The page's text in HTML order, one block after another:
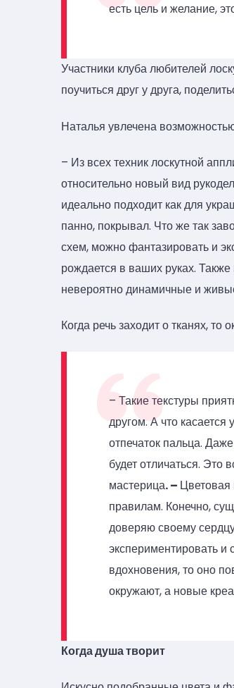
есть цель и желание,
Участники клуба любителей
поучиться друг у друга,
Наталья увлечена
– Из всех техник лоскутной
относительно новый вид
идеально подходит как для
панно, покрывал. Что же так
схем, можно фантазировать и
рождается в ваших руках. Также
невероятно динамичные и
Когда речь заходит о тканях,
– Такие текстуры
другом. А что
отпечаток пальца.
будет отличаться. Это
мастерица. – Цветовая
правилам. Конечно,
доверяю своему
экспериментировать и
вдохновения, то оно
окружают, а новые
Когда душа творит